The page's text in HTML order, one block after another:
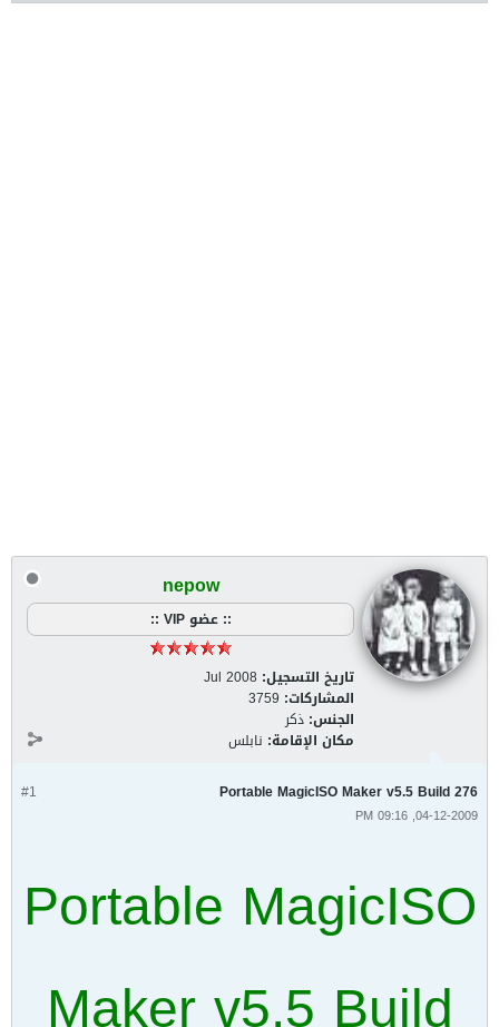
nepow
:: عضو VIP ::
تاريخ التسجيل: Jul 2008
المشاركات: 3759
الجنس: ذكر
مكان الإقامة: نابلس
#1 Portable MagicISO Maker v5.5 Build 276
04-12-2009, 09:16 PM
Portable MagicISO